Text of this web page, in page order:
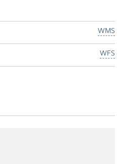
WMS
WFS